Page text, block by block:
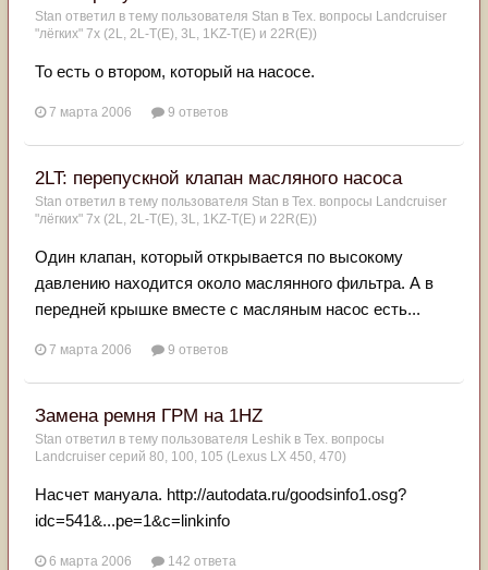
Stan ответил в тему пользователя Stan в Тех. вопросы Landcruiser
"лёгких" 7x (2L, 2L-T(Е), 3L, 1KZ-T(E) и 22R(Е))
То есть о втором, который на насосе.
7 марта 2006 9 ответов
2LT: перепускной клапан масляного насоса
Stan ответил в тему пользователя Stan в Тех. вопросы Landcruiser
"лёгких" 7x (2L, 2L-T(Е), 3L, 1KZ-T(E) и 22R(Е))
Один клапан, который открывается по высокому
давлению находится около маслянного фильтра. А в
передней крышке вместе с масляным насос есть...
7 марта 2006 9 ответов
Замена ремня ГРМ на 1HZ
Stan ответил в тему пользователя Leshik в Тех. вопросы
Landcruiser серий 80, 100, 105 (Lexus LX 450, 470)
Насчет мануала. http://autodata.ru/goodsinfo1.osg?
idc=541&...pe=1&c=linkinfo
6 марта 2006 142 ответа